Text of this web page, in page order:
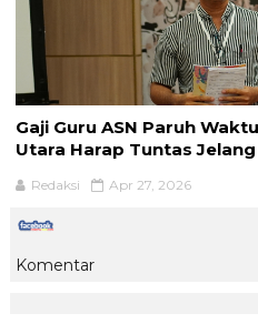
Gaji Guru ASN Paruh
Utara Harap Tuntas
Redaksi Apr 27, 2026
Komentar